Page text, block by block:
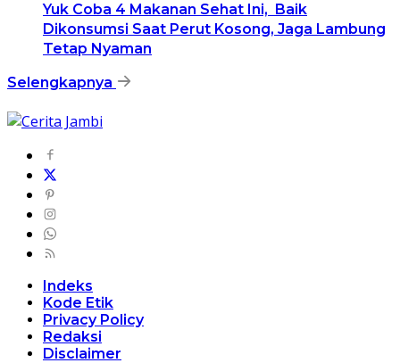
Yuk Coba 4 Makanan Sehat Ini, Baik
Dikonsumsi Saat Perut Kosong, Jaga Lambung
Tetap Nyaman
Selengkapnya
Indeks
Kode Etik
Privacy Policy
Redaksi
Disclaimer